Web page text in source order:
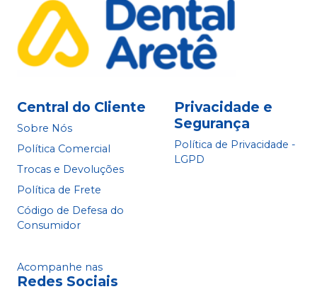
Central do Cliente
Sobre Nós
Política Comercial
Trocas e Devoluções
Política de Frete
Código de Defesa do
Consumidor
Privacidade e
Segurança
Política de Privacidade -
LGPD
Acompanhe nas
Redes Sociais